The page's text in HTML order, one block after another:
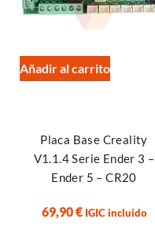
Añadir al carrito
Placa Base Creality
V1.1.4 Serie Ender 3 –
Ender 5 – CR20
69,90€ IGIC incluido